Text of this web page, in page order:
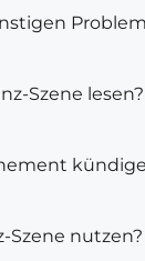
Szene lesen?
Szene nutzen?